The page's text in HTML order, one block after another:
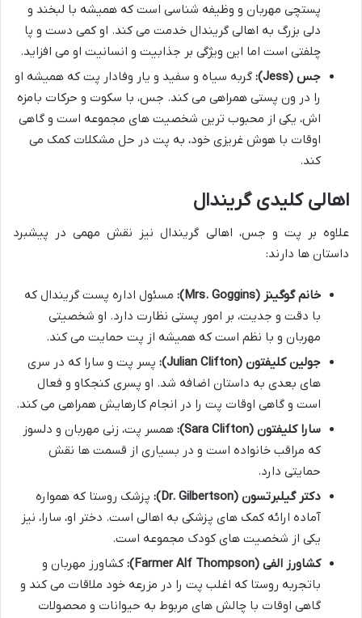
پستچی مهربان و وظیفه شناسی است که همیشه با لبخند و
دلی بزرگ به اهالی گریندال خدمت می کند. او کمی دست و پا
چلفتی است اما این ویژگی بر جذابیت و انسانیت او می افزاید.
جس (Jess):
گربه سیاه و سفید و یار وفادار پت که همیشه او
را در ون پستی همراهی می کند. جس، با سکوت و حرکات بامزه
اش، یکی از محبوب ترین شخصیت های مجموعه است و گاهی
اوقات با هوش غریزی خود، به پت در حل مشکلات کمک می
کند.
اهالی کلیدی گریندال
علاوه بر پت و جس، اهالی گریندال نیز نقش مهمی در پیشبرد
داستان ها دارند:
خانم گوگینز (Mrs. Goggins):
مسئول اداره پست گریندال که
با دقت و جدیت، بر امور پستی نظارت دارد. او شخصیتی
مهربان و با نظم است که همیشه از پت حمایت می کند.
جولین کلیفتون (Julian Clifton):
پسر پت و سارا که در سری
های بعدی به داستان اضافه شد. او پسری کنجکاو و فعال
است و گاهی اوقات پت را در انجام کارهایش همراهی می کند.
سارا کلیفتون (Sara Clifton):
همسر پت، زنی مهربان و دلسوز
که مراقب خانواده است و در بسیاری از قسمت ها نقش
حمایتی دارد.
دکتر گیلبرتسون (Dr. Gilbertson):
پزشک روستا که همواره
آماده ارائه کمک های پزشکی به اهالی است. دختر او، سارا، نیز
یکی از شخصیت های کودک مجموعه است.
کشاورز الفی (Farmer Alf Thompson):
کشاورز مهربان و
باتجربه روستا که اغلب پت را در مزرعه خود ملاقات می کند و
گاهی اوقات با چالش های مربوط به حیوانات و محصولات